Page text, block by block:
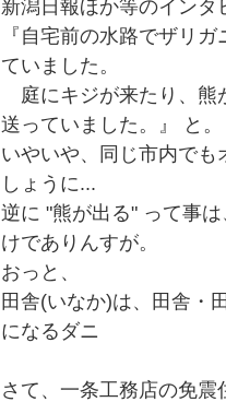
新潟日報ほか等のインタ
『自宅前の水路でザリ
ていました。
庭にキジが来たり、熊
送っていました。』 と。
いやいや、同じ市内で
しょうに...
逆に "熊が出る" って事
けでありんすが。
おっと、
田舎(いなか)は、田舎・
になるダニ
さて、一条工務店の免震